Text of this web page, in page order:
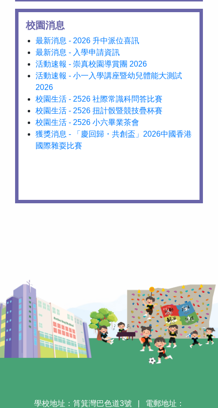
校園消息
最新消息 - 2026 升中派位喜訊
最新消息 - 入學申請資訊
活動速報 - 崇真校園導賞團 2026
活動速報 - 小一入學講座暨幼兒體能大測試
2026
校園生活 - 2526 社際常識科問答比賽
校園生活 - 2526 扭計骰暨競技疊杯賽
校園生活 - 2526 小六畢業茶會
獲獎消息 - 「慶回歸・共創盃」2026中國香港
國際雜耍比賽
學校地址：筲箕灣巴色道3號 電郵地址：